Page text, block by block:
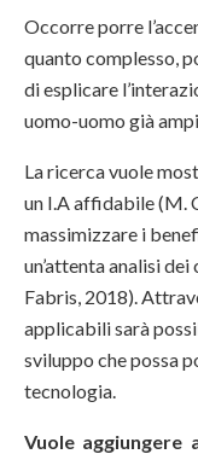
Occorre porre
quanto complesso,
di esplicare
uomo-uomo già
La ricerca vuole
un I.A affidabile (M.
massimizzare i
un’attenta analisi
Fabris, 2018).
applicabili sarà
sviluppo che possa
tecnologia.
Vuole